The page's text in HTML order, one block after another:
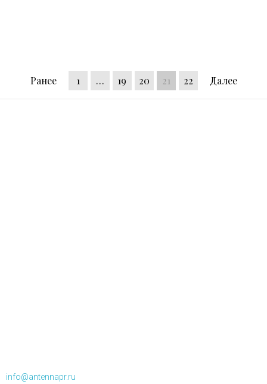
Ранее 1 … 19 20 21 22 Далее
info@antennapr.ru